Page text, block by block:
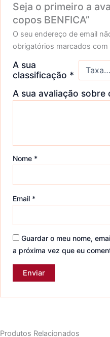
Seja o primeiro a
copos BENFICA”
O seu endereço de email
obrigatórios marcados com
A sua
classificação *
A sua avaliação sobre
Nome *
Email *
Guardar o meu nome,
a próxima vez que eu
Produtos Relacionados